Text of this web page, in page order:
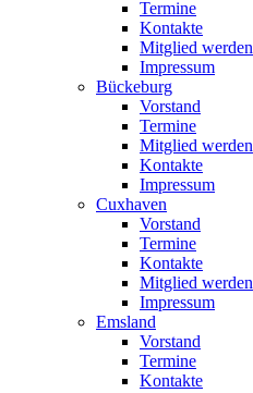
Termine
Kontakte
Mitglied werden
Impressum
Bückeburg
Vorstand
Termine
Mitglied werden
Kontakte
Impressum
Cuxhaven
Vorstand
Termine
Kontakte
Mitglied werden
Impressum
Emsland
Vorstand
Termine
Kontakte